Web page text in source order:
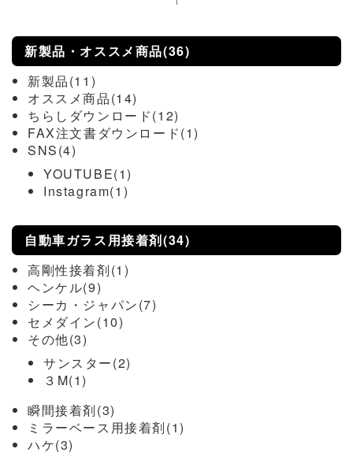
新製品・オススメ商品(36)
新製品(11)
オススメ商品(14)
ちらしダウンロード(12)
FAX注文書ダウンロード(1)
SNS(4)
YOUTUBE(1)
Instagram(1)
自動車ガラス用接着剤(34)
高剛性接着剤(1)
ヘンケル(9)
シーカ・ジャパン(7)
セメダイン(10)
その他(3)
サンスター(2)
３M(1)
瞬間接着剤(3)
ミラーベース用接着剤(1)
ハケ(3)